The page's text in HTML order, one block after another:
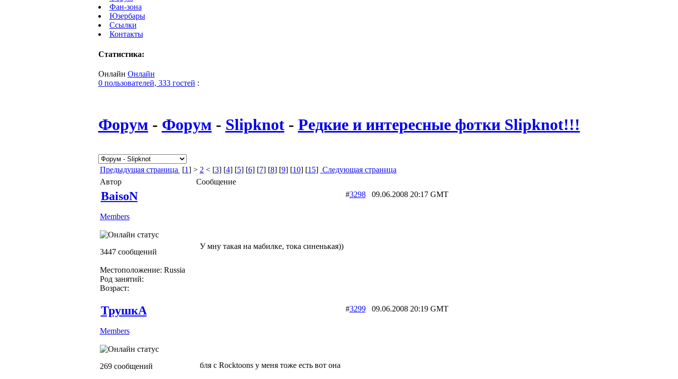
Фан-зона
Юзербары
Ссылки
Контакты
Статистика:
Онлайн Онлайн
0 пользователей, 333 гостей :
Форум - Форум - Slipknot- Редкие и интересные фотки Slipknot!!!
Предыдущая страница [1] > 2 < [3] [4] [5] [6] [7] [8] [9] [10] [15] Следующая страница
Автор
Сообщение
BaisoN
Members
3447 сообщений
Местоположение: Russia
Род занятий:
Возраст:
#329809.06.2008 20:17 GMT
У мну такая на мабилке, тока синенькая))
ТрушкА
Members
269 сообщений
#329909.06.2008 20:19 GMT
бля с Rocktoons у меня тоже есть вот она